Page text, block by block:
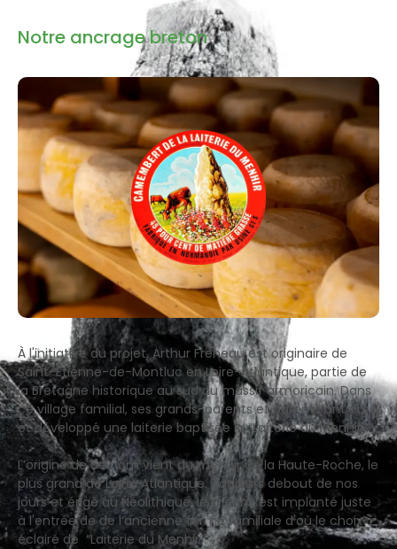
Notre ancrage breton
À l'initiative du projet, Arthur Freneau est originaire de
Saint-Étienne-de-Montluc en Loire-Atlantique, partie de
la Bretagne historique au sud du massif armoricain. Dans
ce village familial, ses grands-parents et parents ont créé
et développé une laiterie baptisée la “Laiterie du Menhir".
L’origine de ce nom vient du menhir de la Haute-Roche, le
plus grand de Loire-Atlantique. Toujours debout de nos
jours et érigé au Néolithique, le menhir est implanté juste
à l'entrée de de l’ancienne ferme familiale d'où le choix
éclairé de “Laiterie du Menhir”.